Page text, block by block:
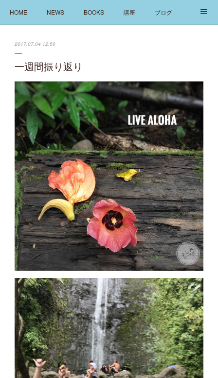
HOME NEWS BOOKS 講座 ブログ
2017.07.04 12:50
一週間振り返り